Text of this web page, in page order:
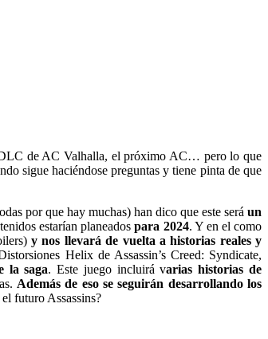
de AC Valhalla, el próximo AC… pero lo que
sigue haciéndose preguntas y tiene pinta de que
por que hay muchas) han dico que este seráun
estarían planeadospara 2024. Y en el como
y nos llevará de vuelta a historias reales y
Helix de Assassin’s Creed: Syndicate,
la saga. Este juego incluirá varias historias de
Además de eso se seguirán desarrollando los
futuro Assassins?